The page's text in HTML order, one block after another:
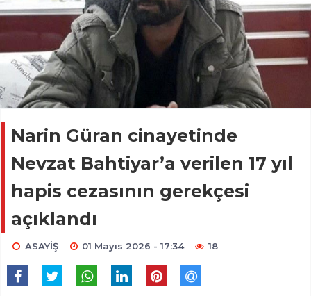
Narin Güran cinayetinde
Nevzat Bahtiyar’a verilen 17 yıl
hapis cezasının gerekçesi
açıklandı
ASAYİŞ 01 Mayıs 2026 - 17:34 18